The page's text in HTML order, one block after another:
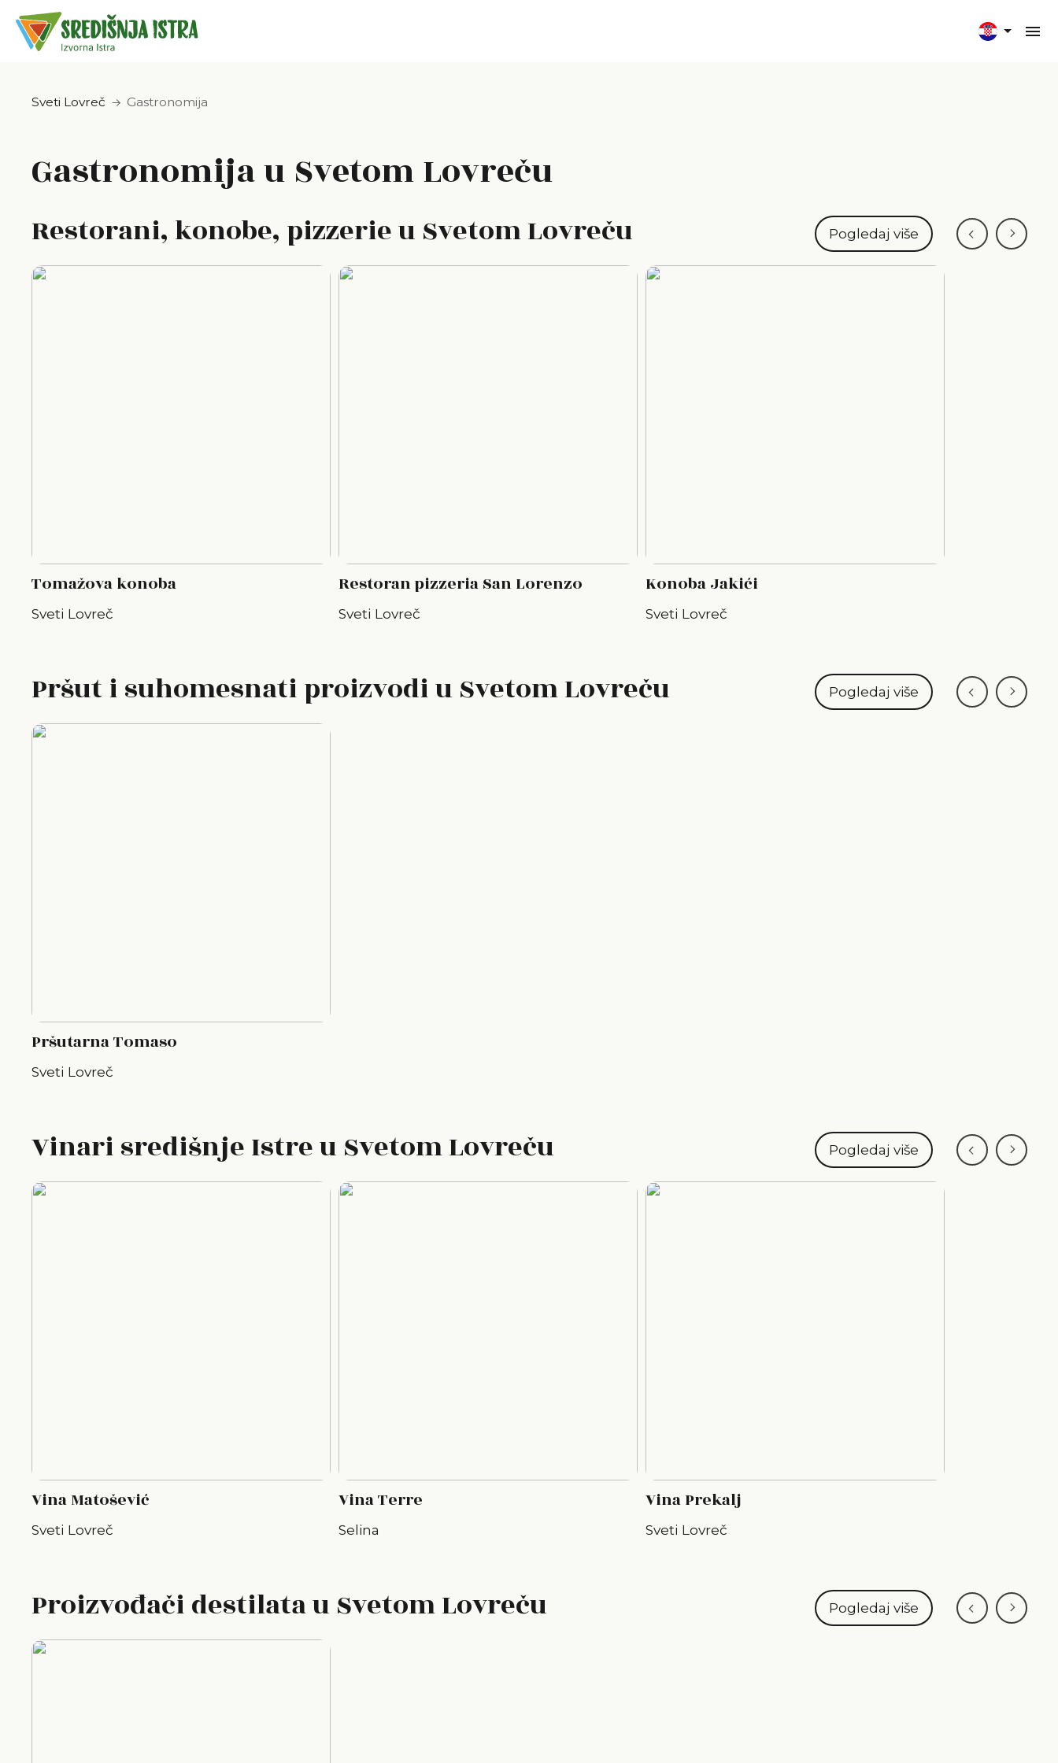
Sveti Lovreč Gastronomija
Gastronomija u Svetom Lovreču
Restorani, konobe, pizzerie u Svetom Lovreču Pogledaj više
Tomažova konoba
Sveti Lovreč
Restoran pizzeria San Lorenzo
Sveti Lovreč
Konoba Jakići
Sveti Lovreč
Pršut i suhomesnati proizvodi u Svetom Lovreču Pogledaj više
Pršutarna Tomaso
Sveti Lovreč
Vinari središnje Istre u Svetom Lovreču Pogledaj više
Vina Matošević
Sveti Lovreč
Vina Terre
Selina
Vina Prekalj
Sveti Lovreč
Proizvođači destilata u Svetom Lovreču Pogledaj više